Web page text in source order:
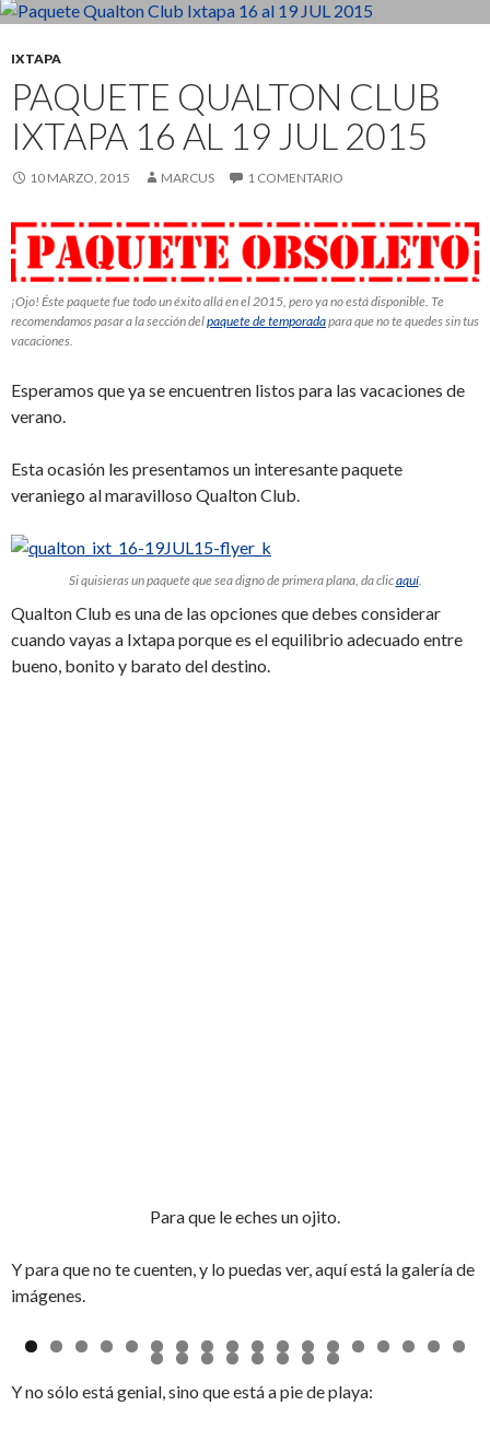
IXTAPA
PAQUETE QUALTON CLUB
IXTAPA 16 AL 19 JUL 2015
10 MARZO, 2015 MARCUS 1 COMENTARIO
¡Ojo! Éste paquete fue todo un éxito allá en el 2015, pero ya no está disponible. Te
recomendamos pasar a la sección delpaquete de temporadapara que no te quedes sin tus
vacaciones.
Esperamos que ya se encuentren listos para las vacaciones de
verano.
Esta ocasión les presentamos un interesante paquete
veraniego al maravilloso Qualton Club.
Si quisieras un paquete que sea digno de primera plana, da clicaquí.
Qualton Club es una de las opciones que debes considerar
cuando vayas a Ixtapa porque es el equilibrio adecuado entre
bueno, bonito y barato del destino.
Para que le eches un ojito.
Y para que no te cuenten, y lo puedas ver, aquí está la galería de
imágenes.
Y no sólo está genial, sino que está a pie de playa: